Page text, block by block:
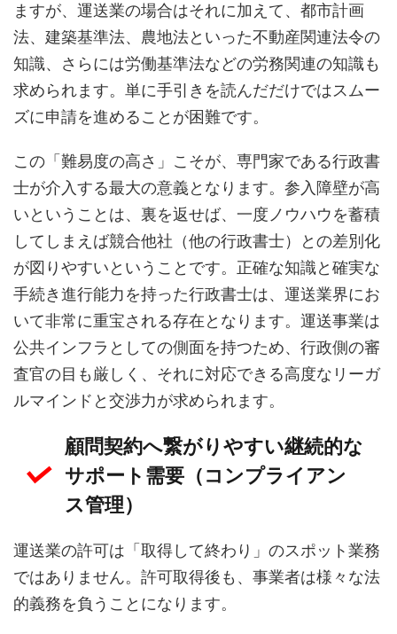
ますが、運送業の場合はそれに加えて、都市計画
法、建築基準法、農地法といった不動産関連法令の
知識、さらには労働基準法などの労務関連の知識も
求められます。単に手引きを読んだだけではスムー
ズに申請を進めることが困難です。
この「難易度の高さ」こそが、専門家である行政書
士が介入する最大の意義となります。参入障壁が高
いということは、裏を返せば、一度ノウハウを蓄積
してしまえば競合他社（他の行政書士）との差別化
が図りやすいということです。正確な知識と確実な
手続き進行能力を持った行政書士は、運送業界にお
いて非常に重宝される存在となります。運送事業は
公共インフラとしての側面を持つため、行政側の審
査官の目も厳しく、それに対応できる高度なリーガ
ルマインドと交渉力が求められます。
顧問契約へ繋がりやすい継続的な
サポート需要（コンプライアン
ス管理）
運送業の許可は「取得して終わり」のスポット業務
ではありません。許可取得後も、事業者は様々な法
的義務を負うことになります。